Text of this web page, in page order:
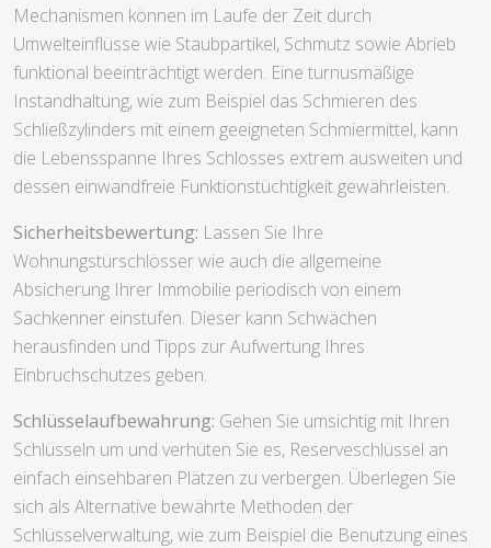
Mechanismen können im Laufe der Zeit durch
Umwelteinflüsse wie Staubpartikel, Schmutz sowie Abrieb
funktional beeinträchtigt werden. Eine turnusmäßige
Instandhaltung, wie zum Beispiel das Schmieren des
Schließzylinders mit einem geeigneten Schmiermittel, kann
die Lebensspanne Ihres Schlosses extrem ausweiten und
dessen einwandfreie Funktionstüchtigkeit gewährleisten.
Sicherheitsbewertung: Lassen Sie Ihre
Wohnungstürschlösser wie auch die allgemeine
Absicherung Ihrer Immobilie periodisch von einem
Sachkenner einstufen. Dieser kann Schwächen
herausfinden und Tipps zur Aufwertung Ihres
Einbruchschutzes geben.
Schlüsselaufbewahrung: Gehen Sie umsichtig mit Ihren
Schlüsseln um und verhüten Sie es, Reserveschlüssel an
einfach einsehbaren Plätzen zu verbergen. Überlegen Sie
sich als Alternative bewährte Methoden der
Schlüsselverwaltung, wie zum Beispiel die Benutzung eines